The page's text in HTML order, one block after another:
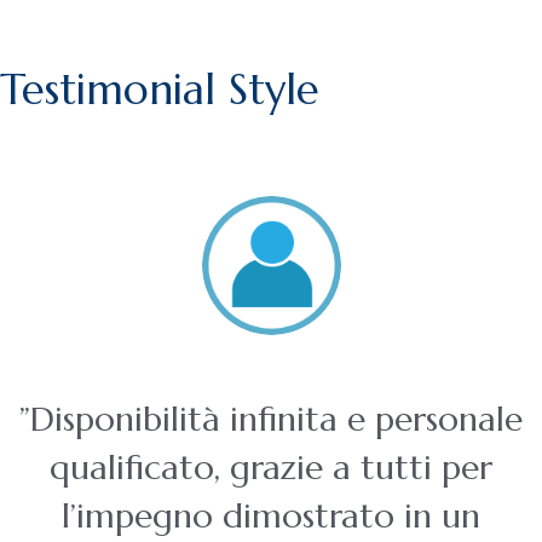
Testimonial Style
”Disponibilità infinita e personale
qualificato, grazie a tutti per
l’impegno dimostrato in un